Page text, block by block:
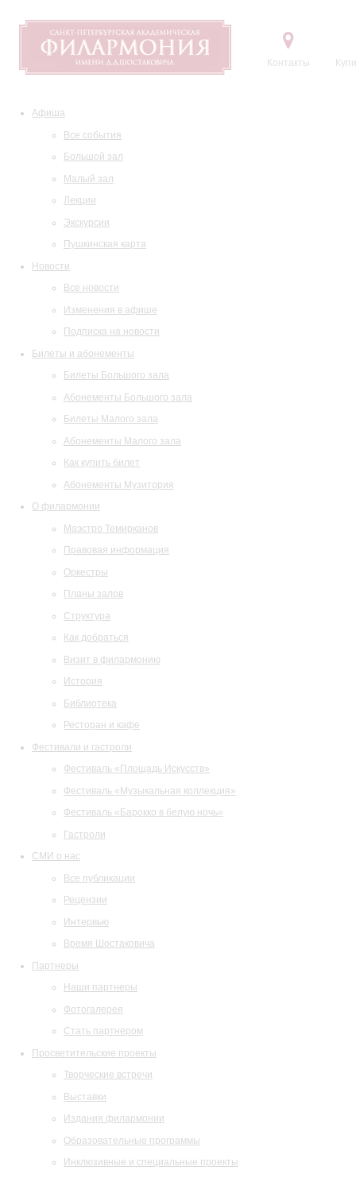
Контакты
Афиша
Все события
Большой зал
Малый зал
Лекции
Экскурсии
Пушкинская карта
Новости
Все новости
Изменения в афише
Подписка на новости
Билеты и абонементы
Билеты Большого зала
Абонементы Большого зала
Билеты Малого зала
Абонементы Малого зала
Как купить билет
Абонементы Музитория
О филармонии
Маэстро Темирканов
Правовая информация
Оркестры
Планы залов
Структура
Как добраться
Визит в филармонию
История
Библиотека
Ресторан и кафе
Фестивали и гастроли
Фестиваль «Площадь Искусств»
Фестиваль «Музыкальная коллекция»
Фестиваль «Барокко в белую ночь»
Гастроли
СМИ о нас
Все публикации
Рецензии
Интервью
Время Шостаковича
Партнеры
Наши партнеры
Фотогалерея
Стать партнером
Просветительские проекты
Творческие встречи
Выставки
Издания филармонии
Образовательные программы
Инклюзивные и специальные проекты